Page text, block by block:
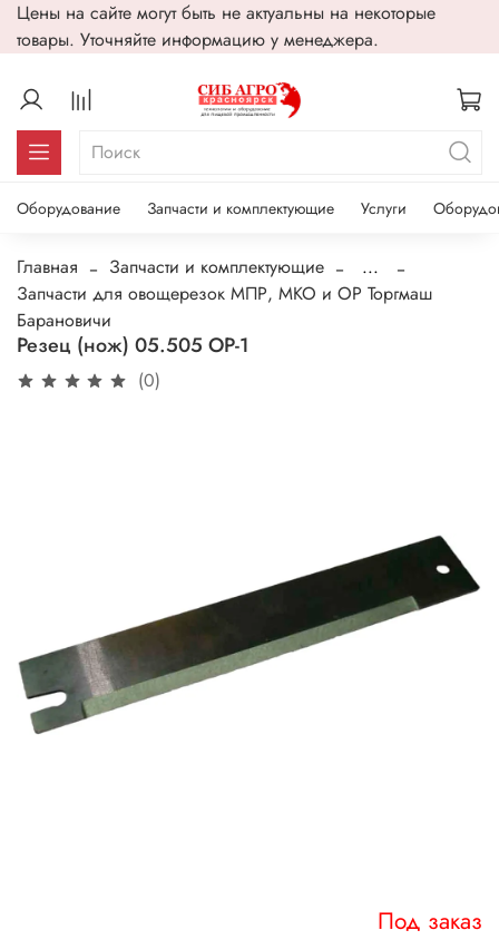
Цены на сайте могут быть не актуальны на некоторые
товары. Уточняйте информацию у менеджера.
Оборудование Запчасти и комплектующие Услуги
Главная Запчасти и комплектующие
...
Запчасти для овощерезок МПР, МКО и ОР Торгмаш
Барановичи
Резец (нож) 05.505 ОР-1
(0)
Под заказ